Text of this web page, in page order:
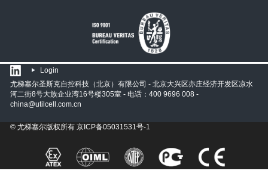
Login
尤梯塞尔圣斯克自控科技（北京）有限公司 - 北京大兴区亦庄经济开发区凉水
河二街8号大族企业湾16号楼305室 - 电话：400 9696 008 -
china@utilcell.com.cn
© 尤梯塞尔版权所有 京ICP备05031531号-1